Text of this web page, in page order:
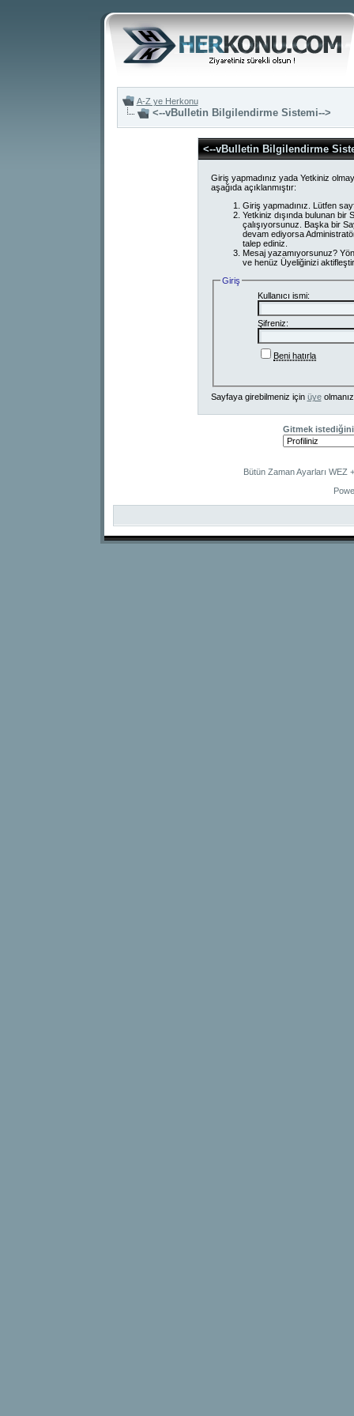
A-Z ye Herkonu
<--vBulletin Bilgilendirme Sistemi-->
<--vBulletin Bilgilendirme
Giriş yapmadınız yada Yetkiniz
aşağıda açıklanmıştır:
Giriş yapmadınız. Lütfen
Yetkiniz dışında bulunan
çalışıyorsunuz. Başka bir
devam ediyorsa
talep ediniz.
Mesaj yazamıyorsunuz?
ve henüz Üyeliğinizi
Giriş
Kullanıcı ismi:
Şifreniz:
Beni hatırla
Sayfaya girebilmeniz için üye
Gitmek
Bütün Zaman Ayarları WEZ